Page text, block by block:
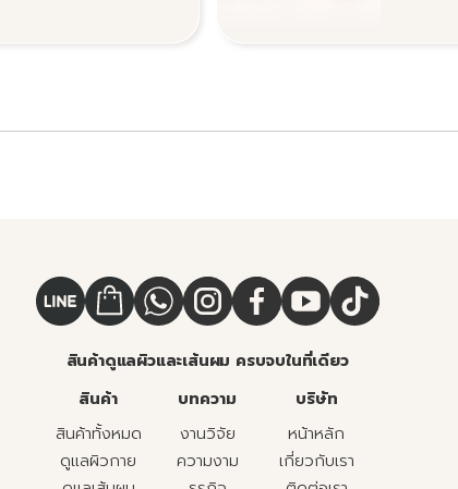
สินค้าดูแลผิวและเส้นผม ครบจบในที่เดียว
สินค้า
สินค้าทั้งหมด
ดูแลผิวกาย
บทความ
งานวิจัย
ความงาม
บริษัท
หน้าหลัก
เกี่ยวกับเรา